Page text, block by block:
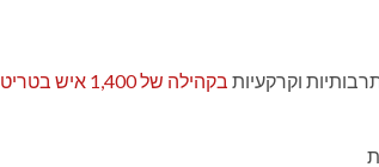
וקרקעיות בקהילה של 1,400 איש בטריטוריה של אמנה 8